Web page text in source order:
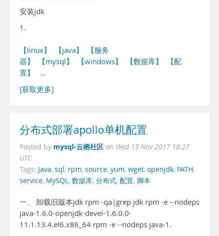
安装jdk
1.
【linux】 【java】
【服务
器】
【mysql】 【windows】 【数据库】
【配
置】
…
[获取更多]
分布式部署apollo单机配置
Posted by mysql-云栖社区 on Wed 15 Nov 2017 18:27
UTC
Tags: Java, sql, rpm, source, yum, wget, openjdk, PATH,
service, MySQL, 数据库, 分布式, 配置, 脚本
一、 卸载旧版本jdk rpm -qa|grep jdk rpm -e --nodeps
java-1.6.0-openjdk-devel-1.6.0.0-
11.1.13.4.el6.x86_64 rpm -e --nodeps java-1.